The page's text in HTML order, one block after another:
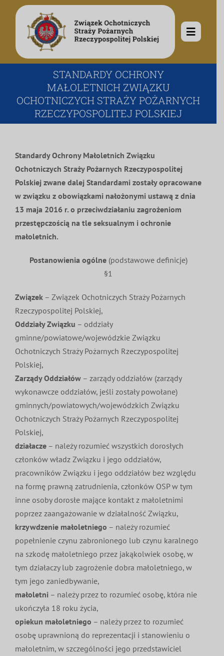
Przejdź
zawartości
Toggle
Misja i cele
Władze
Symbole
Aktualności
Ogłoszenia
Działalność
MDP i DDP
PNWM
Kultura
Floriany
Historia
Projekty
System OSP
Poradnik
Sklep
100-lecie
STANDARDY OCHRONY
MAŁOLETNICH ZWIĄZKU
OCHOTNICZYCH STRAŻY POŻARNYCH
RZECZYPOSPOLITEJ POLSKIEJ
Standardy Ochrony Małoletnich Związku
Ochotniczych Straży Pożarnych Rzeczypospolitej
Polskiej zwane dalej Standardami zostały opracowane
w związku z obowiązkami nałożonymi ustawą z dnia
13 maja 2016 r. o przeciwdziałaniu zagrożeniom
przestępczością na tle seksualnym i ochronie
małoletnich.
Postanowienia ogólne (podstawowe definicje)
§1
Związek – Związek Ochotniczych Straży Pożarnych
Rzeczypospolitej Polskiej,
Oddziały Związku – oddziały
gminne/powiatowe/wojewódzkie Związku
Ochotniczych Straży Pożarnych Rzeczypospolitej
Polskiej,
Zarządy Oddziałów – zarządy oddziałów (zarządy
wykonawcze oddziałów, jeśli zostały powołane)
gminnych/powiatowych/wojewódzkich Związku
Ochotniczych Straży Pożarnych Rzeczypospolitej
Polskiej,
działacze – należy rozumieć wszystkich dorosłych
członków władz Związku i jego oddziałów,
pracowników Związku i jego oddziałów bez względu
na formę prawną zatrudnienia, członków OSP w tym
inne osoby dorosłe mające kontakt z małoletnimi
poprzez zaangażowanie w działalność Związku,
krzywdzenie małoletniego – należy rozumieć
popełnienie czynu zabronionego lub czynu karalnego
na szkodę małoletniego przez jakąkolwiek osobę, w
tym działaczy lub zagrożenie dobra małoletniego, w
tym jego zaniedbywanie,
małoletni – należy przez to rozumieć osobę, która nie
ukończyła 18 roku życia,
opiekun małoletniego – należy przez to rozumieć
osobę uprawnioną do reprezentacji i stanowieniu o
małoletnim, w szczególności jego przedstawiciel